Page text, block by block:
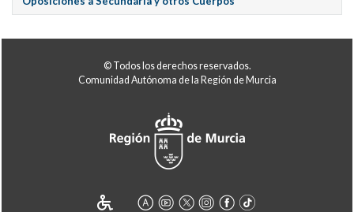
© Todos los derechos reservados.
Comunidad Autónoma de la Región de Murcia